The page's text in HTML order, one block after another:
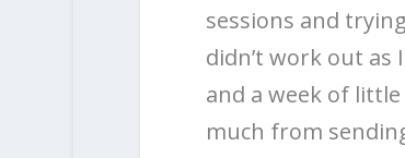
sessions and
didn’t work out
and a week of
much from